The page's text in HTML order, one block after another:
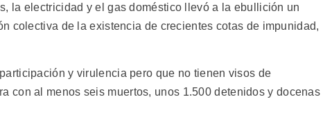
la electricidad y el gas doméstico llevó a la ebullición un
colectiva de la existencia de crecientes cotas de impunidad,
y virulencia pero que no tienen visos de
con al menos seis muertos, unos 1.500 detenidos y docenas